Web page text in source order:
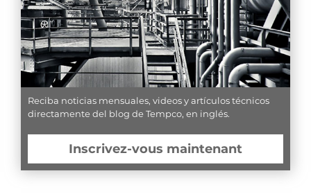
Reciba noticias mensuales, videos y artículos técnicos
directamente del blog de Tempco, en inglés.
Inscrivez-vous maintenant